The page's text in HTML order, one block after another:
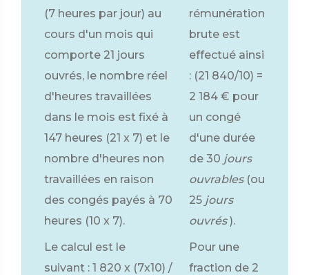
(7 heures par jour) au
cours d'un mois qui
comporte 21 jours
ouvrés, le nombre réel
d'heures travaillées
dans le mois est fixé à
147 heures (21 x 7) et le
nombre d'heures non
travaillées en raison
des congés payés à 70
heures (10 x 7).
Le calcul est le
suivant : 1 820 x (7x10) /
rémunération
brute est
effectué ainsi
: (21 840/10) =
2 184 € pour
un congé
d'une durée
de 30 jours
ouvrables (ou
25 jours
ouvrés ).
Pour une
fraction de 2